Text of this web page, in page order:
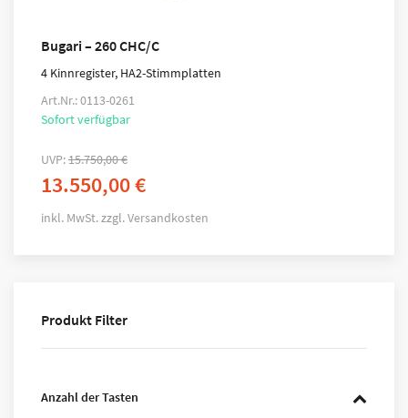
Produkt Filter
Anzahl der Tasten
Bugari – 260 CHC/C
4 Kinnregister, HA2-Stimmplatten
Art.Nr.: 0113-0261
Sofort verfügbar
UVP:15.750,00€
13.550,00€
inkl. MwSt.zzgl.Versandkosten